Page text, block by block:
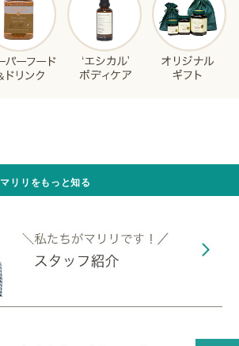
マリリをもっと知る